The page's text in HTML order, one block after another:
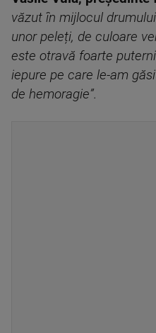
văzut în mijlocul
unor peleți, de culoare
este otravă foarte
iepure pe care le-am
de hemoragie”.